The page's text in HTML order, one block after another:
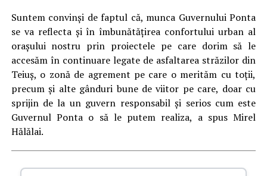
Suntem convinşi de faptul că, munca Guvernului Ponta
se va reflecta și în îmbunătățirea confortului urban al
orașului nostru prin proiectele pe care dorim să le
accesăm în continuare legate de asfaltarea străzilor din
Teiuș, o zonă de agrement pe care o merităm cu toții,
precum și alte gânduri bune de viitor pe care, doar cu
sprijin de la un guvern responsabil și serios cum este
Guvernul Ponta o să le putem realiza, a spus Mirel
Hălălai.